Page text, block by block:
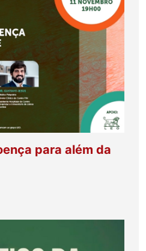
para além da